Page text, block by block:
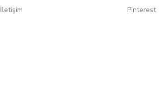
İletişim
Pinterest